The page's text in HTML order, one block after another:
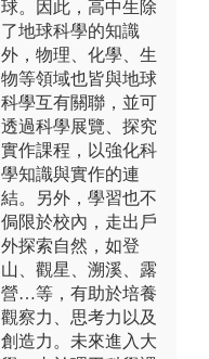
球。因此，高中生除
了地球科學的知識
外，物理、化學、生
物等領域也皆與地球
科學互有關聯，並可
透過科學展覽、探究
實作課程，以強化科
學知識與實作的連
結。另外，學習也不
侷限於校內，走出戶
外探索自然，如登
山、觀星、溯溪、露
營…等，有助於培養
觀察力、思考力以及
創造力。未來進入大